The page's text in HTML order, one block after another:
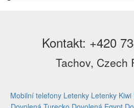
Kontakt: +420
Tachov, Czech
Mobilní telefony Letenky Letenky Kiwi